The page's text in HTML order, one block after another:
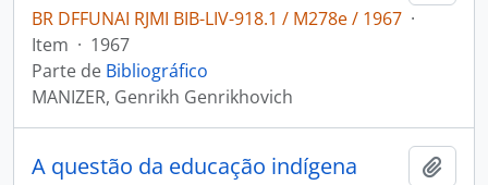
BR DFFUNAI RJMI BIB-LIV-918.1 / M278e / 1967 ·
Item · 1967
Parte de Bibliográfico
MANIZER, Genrikh Genrikhovich
A questão da educação indígena